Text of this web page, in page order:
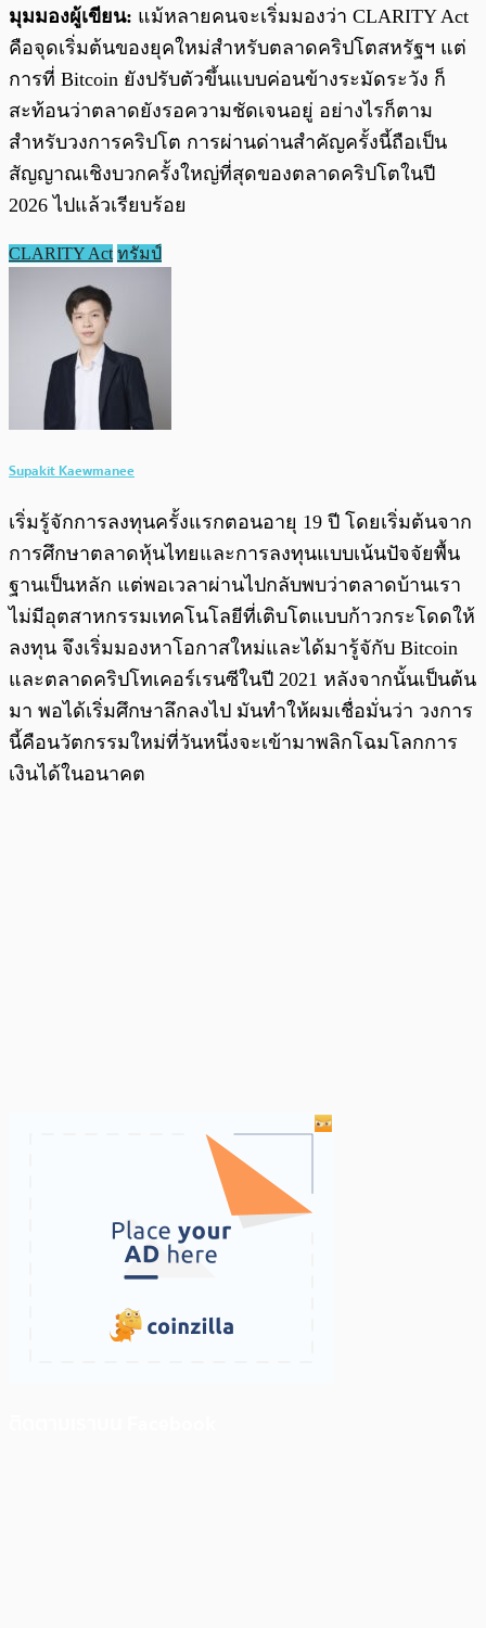
มุมมองผู้เขียน: แม้หลายคนจะเริ่มมองว่า CLARITY Act
คือจุดเริ่มต้นของยุคใหม่สำหรับตลาดคริปโตสหรัฐฯ แต่
การที่ Bitcoin ยังปรับตัวขึ้นแบบค่อนข้างระมัดระวัง ก็
สะท้อนว่าตลาดยังรอความชัดเจนอยู่ อย่างไรก็ตาม
สำหรับวงการคริปโต การผ่านด่านสำคัญครั้งนี้ถือเป็น
สัญญาณเชิงบวกครั้งใหญ่ที่สุดของตลาดคริปโตในปี
2026 ไปแล้วเรียบร้อย
CLARITY Act ทรัมป์
Supakit Kaewmanee
เริ่มรู้จักการลงทุนครั้งแรกตอนอายุ 19 ปี โดยเริ่มต้นจาก
การศึกษาตลาดหุ้นไทยและการลงทุนแบบเน้นปัจจัยพื้น
ฐานเป็นหลัก แต่พอเวลาผ่านไปกลับพบว่าตลาดบ้านเรา
ไม่มีอุตสาหกรรมเทคโนโลยีที่เติบโตแบบก้าวกระโดดให้
ลงทุน จึงเริ่มมองหาโอกาสใหม่และได้มารู้จักับ Bitcoin
และตลาดคริปโทเคอร์เรนซีในปี 2021 หลังจากนั้นเป็นต้น
มา พอได้เริ่มศึกษาลึกลงไป มันทำให้ผมเชื่อมั่นว่า วงการ
นี้คือนวัตกรรมใหม่ที่วันหนึ่งจะเข้ามาพลิกโฉมโลกการ
เงินได้ในอนาคต